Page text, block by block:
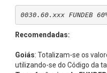
0030.60.xxx FUNDEB
Recomendadas:
Goiás: Totalizam-se os
utilizando-se do Código da